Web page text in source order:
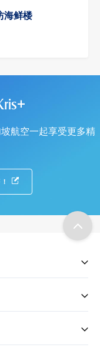
海鲜楼
航空一起享受更多精